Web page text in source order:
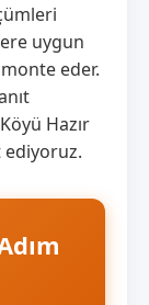
uygun
eder.
Hazır
ediyoruz.